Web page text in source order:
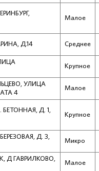
Малое
Д.14 Среднее
Крупное
УЛИЦА
4
Малое
Д. 1,
Крупное
Д. 3,
Микро
Д ГАВРИЛКОВО,
Малое